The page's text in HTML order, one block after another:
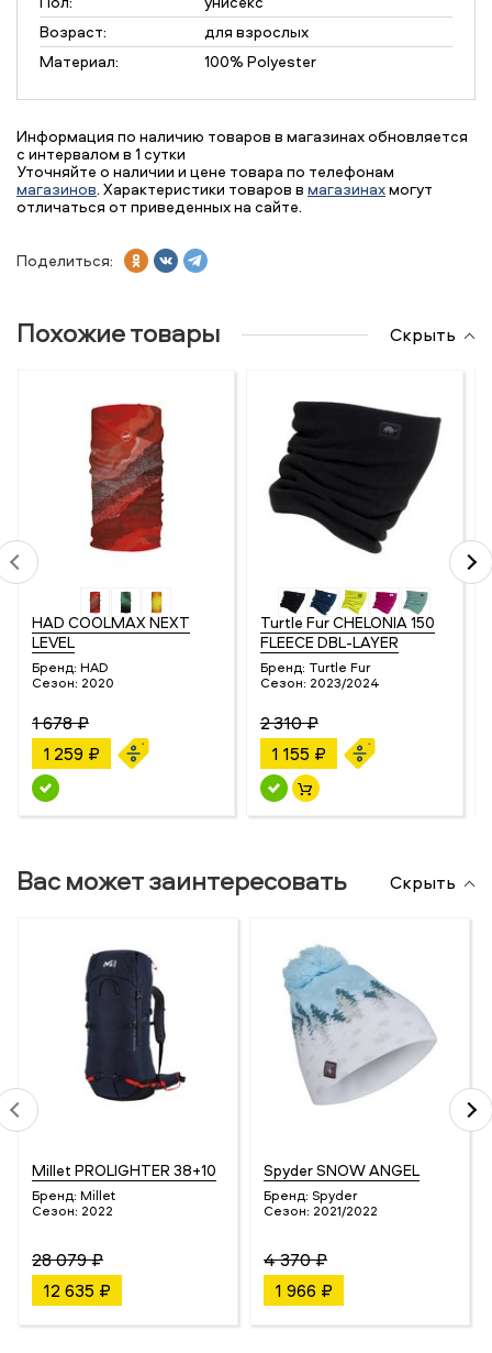
Возраст:
для взрослых
Материал:
100% Polyester
Информация по наличию товаров в магазинах обновляется
с интервалом в 1 сутки
Уточняйте о наличии и цене товара по телефонам
магазинов. Характеристики товаров в магазинахмогут
отличаться от приведенных на сайте.
Поделиться:
Похожие товары Скрыть
HAD COOLMAX NEXT
LEVEL
Бренд: HAD
Сезон: 2020
1 678 ₽
1 259 ₽
Turtle Fur CHELONIA 150
FLEECE DBL-LAYER
Бренд: Turtle Fur
Сезон: 2023/2024
2 310 ₽
1 155 ₽
Вас может заинтересовать Скрыть
Millet PROLIGHTER 38+10
Бренд: Millet
Сезон: 2022
28 079 ₽
12 635 ₽
Spyder SNOW ANGEL
Бренд: Spyder
Сезон: 2021/2022
4 370 ₽
1 966 ₽